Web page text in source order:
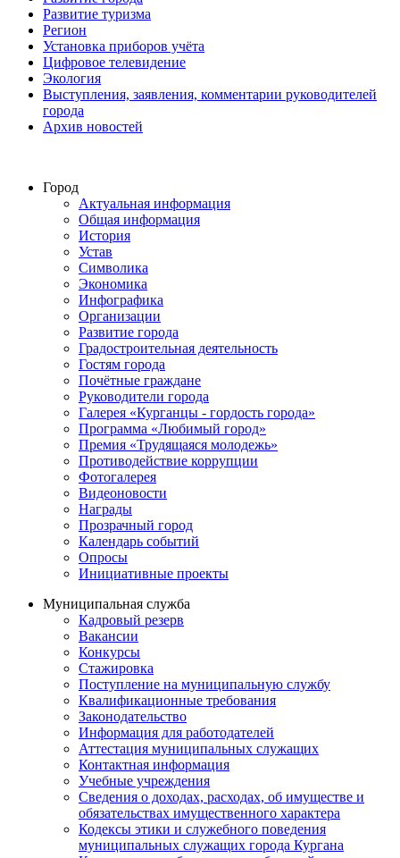
Развитие туризма
Регион
Установка приборов учёта
Цифровое телевидение
Экология
Выступления, заявления, комментарии руководителей
города
Архив новостей
Город
Актуальная информация
Общая информация
История
Устав
Символика
Экономика
Инфографика
Организации
Развитие города
Градостроительная деятельность
Гостям города
Почётные граждане
Руководители города
Галерея «Курганцы - гордость города»
Программа «Любимый город»
Премия «Трудящаяся молодежь»
Противодействие коррупции
Фотогалерея
Видеоновости
Награды
Прозрачный город
Календарь событий
Опросы
Инициативные проекты
Муниципальная служба
Кадровый резерв
Вакансии
Конкурсы
Стажировка
Поступление на муниципальную службу
Квалификационные требования
Законодательство
Информация для работодателей
Аттестация муниципальных служащих
Контактная информация
Учебные учреждения
Сведения о доходах, расходах, об имуществе и
обязательствах имущественного характера
Кодексы этики и служебного поведения
муниципальных служащих города Кургана